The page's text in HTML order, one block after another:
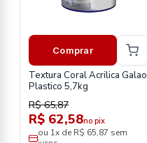
Comprar
Textura Coral Acrilica Galao
Plastico 5,7kg
R$ 65,87
R$ 62,58no pix
ou 1x de R$ 65,87 sem